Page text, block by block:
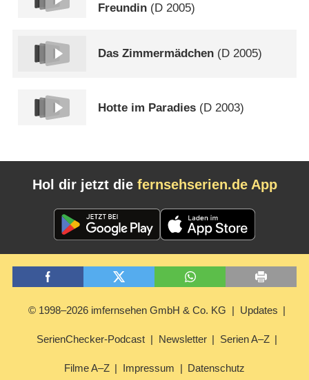
Freundin (D 2005)
Das Zimmermädchen (D 2005)
Hotte im Paradies (D 2003)
Hol dir jetzt die fernsehserien.de App
© 1998–2026 imfernsehen GmbH & Co. KG Updates
SerienChecker-Podcast Newsletter Serien A–Z
Filme A–Z Impressum Datenschutz